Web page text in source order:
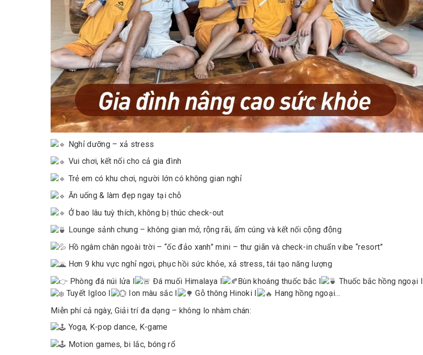
Nghỉ dưỡng – xả stress
Vui chơi, kết nối cho cả gia đình
Trẻ em có khu chơi, người lớn có không gian nghỉ
Ăn uống & làm đẹp ngay tại chỗ
Ở bao lâu tuỳ thích, không bị thúc check-out
Lounge sảnh chung – không gian mở, rộng rãi, ấm cúng và kết nối cộng động
Hồ ngâm chân ngoài trời – “ốc đảo xanh” mini – thư giãn và check-in chuẩn vibe “resort”
Hơn 9 khu vực nghỉ ngơi, phục hồi sức khỏe, xả stress, tái tạo năng lượng
Phòng đá núi lửa I
Đá muối Himalaya I Bùn khoáng thuốc bắc I
Thuốc bắc hồng ngoại I
Tuyết Igloo I
Ion màu sắc I Gỗ thông Hinoki I
Hang hồng ngoại…
Miễn phí cả ngày, Giải trí đa dạng – không lo nhàm chán:
Yoga, K-pop dance, K-game
Motion games, bi lắc, bóng rổ